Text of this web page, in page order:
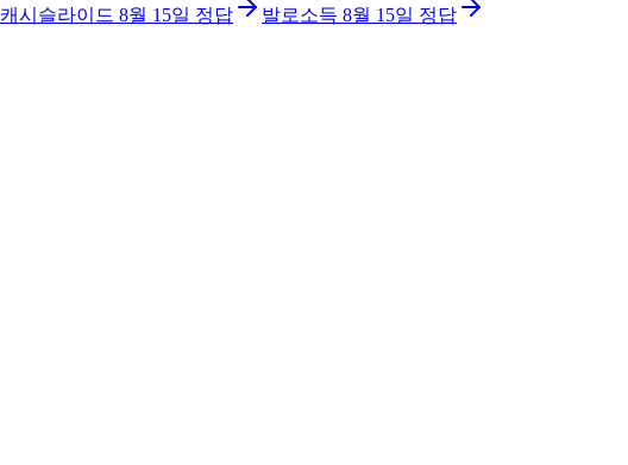
캐시슬라이드 8월 15일 정답 발로소득 8월 15일 정답